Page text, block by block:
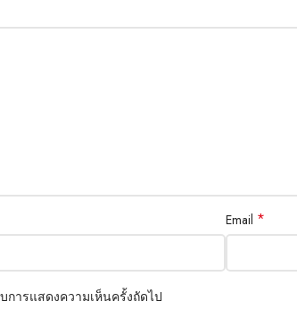
Email *
ารแสดงความเห็นครั้งถัดไป